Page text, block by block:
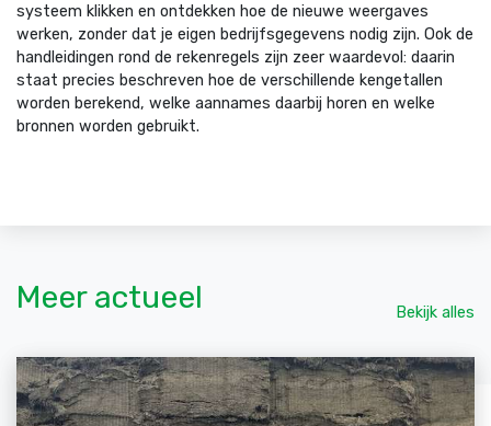
systeem klikken en ontdekken hoe de nieuwe weergaves
werken, zonder dat je eigen bedrijfsgegevens nodig zijn. Ook de
handleidingen rond de rekenregels zijn zeer waardevol: daarin
staat precies beschreven hoe de verschillende kengetallen
worden berekend, welke aannames daarbij horen en welke
bronnen worden gebruikt.
Meer actueel Bekijk alles